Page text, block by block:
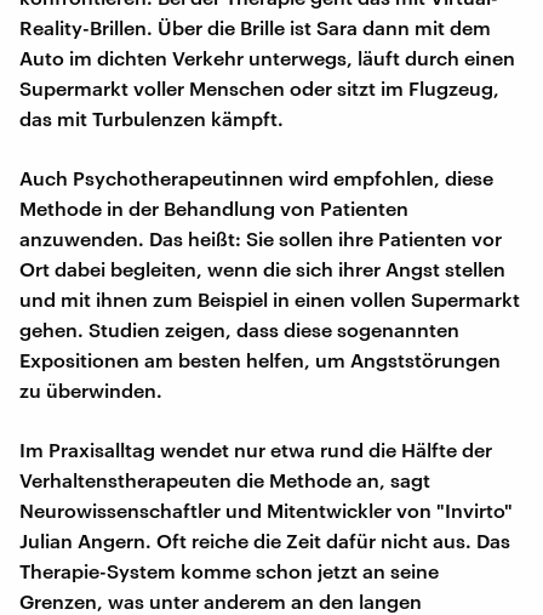
Reality-Brillen. Über die Brille ist Sara dann mit dem
Auto im dichten Verkehr unterwegs, läuft durch einen
Supermarkt voller Menschen oder sitzt im Flugzeug,
das mit Turbulenzen kämpft.
Auch Psychotherapeutinnen wird empfohlen, diese
Methode in der Behandlung von Patienten
anzuwenden. Das heißt: Sie sollen ihre Patienten vor
Ort dabei begleiten, wenn die sich ihrer Angst stellen
und mit ihnen zum Beispiel in einen vollen Supermarkt
gehen. Studien zeigen, dass diese sogenannten
Expositionen am besten helfen, um Angststörungen
zu überwinden.
Im Praxisalltag wendet nur etwa rund die Hälfte der
Verhaltenstherapeuten die Methode an, sagt
Neurowissenschaftler und Mitentwickler von "Invirto"
Julian Angern. Oft reiche die Zeit dafür nicht aus. Das
Therapie-System komme schon jetzt an seine
Grenzen, was unter anderem an den langen